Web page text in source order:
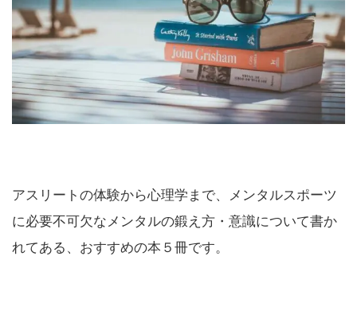
アスリートの体験から心理学まで、メンタルスポーツ
に必要不可欠なメンタルの鍛え方・意識について書か
れてある、おすすめの本５冊です。